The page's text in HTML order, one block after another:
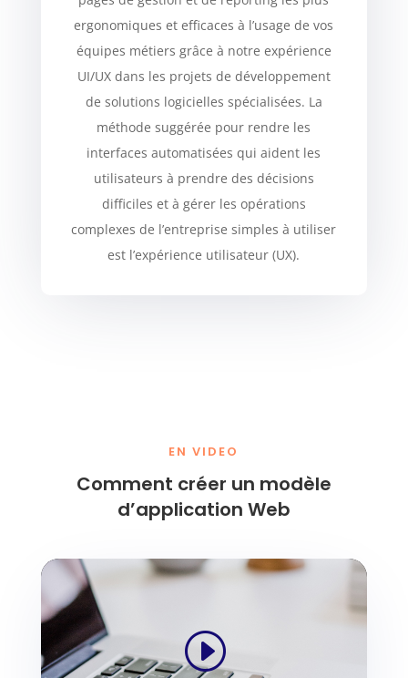
ergonomiques et efficaces à l’usage de vos
équipes métiers grâce à notre expérience
UI/UX dans les projets de développement
de solutions logicielles spécialisées. La
méthode suggérée pour rendre les
interfaces automatisées qui aident les
utilisateurs à prendre des décisions
difficiles et à gérer les opérations
complexes de l’entreprise simples à utiliser
est l’expérience utilisateur (UX).
EN VIDEO
Comment créer un modèle
d’application Web